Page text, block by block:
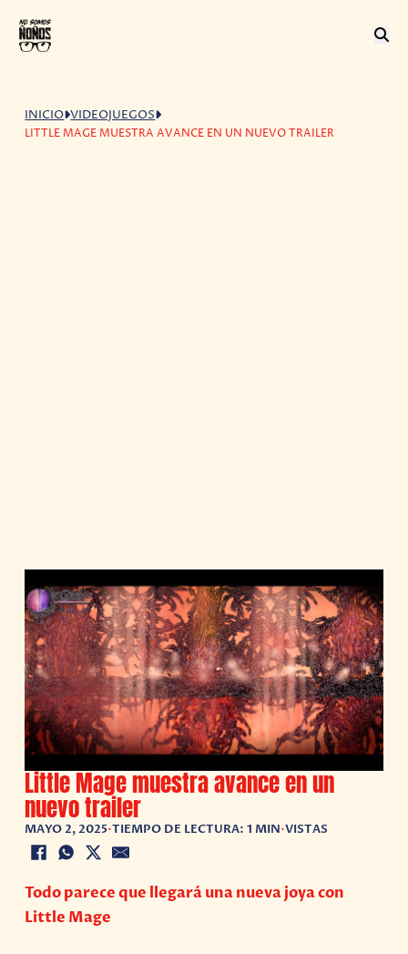
INICIO VIDEOJUEGOS
LITTLE MAGE MUESTRA AVANCE EN UN NUEVO TRAILER
Little Mage muestra avance en un
nuevo trailer
MAYO 2, 2025•TIEMPO DE LECTURA: 1 MIN•VISTAS
Todo parece que llegará una nueva joya con
Little Mage